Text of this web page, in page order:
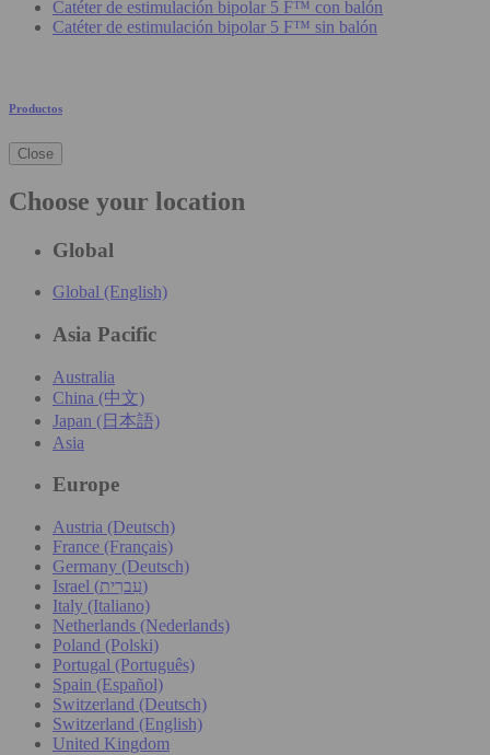
Catéter de estimulación bipolar 5 F™ con balón
Catéter de estimulación bipolar 5 F™ sin balón
Productos
Close
Choose your location
Global
Global (English)
Asia Pacific
Australia
China (中文)
Japan (日本語)
Asia
Europe
Austria (Deutsch)
France (Français)
Germany (Deutsch)
Israel (עִברִית)
Italy (Italiano)
Netherlands (Nederlands)
Poland (Polski)
Portugal (Português)
Spain (Español)
Switzerland (Deutsch)
Switzerland (English)
United Kingdom